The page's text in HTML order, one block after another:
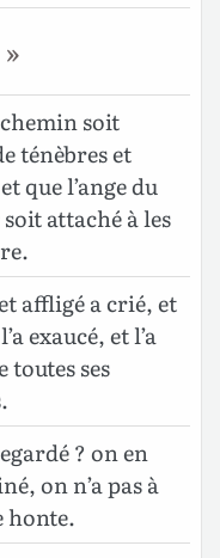
soit
ténèbres et
que l’ange du
attaché à les
affligé a crié, et
exaucé, et l’a
toutes ses
? on en
on n’a pas à
honte.